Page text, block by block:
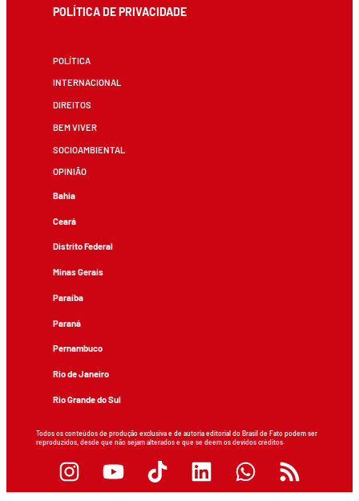
POLÍTICA DE PRIVACIDADE
POLÍTICA
INTERNACIONAL
DIREITOS
BEM VIVER
SOCIOAMBIENTAL
OPINIÃO
Bahia
Ceará
Distrito Federal
Minas Gerais
Paraíba
Paraná
Pernambuco
Rio de Janeiro
Rio Grande do Sul
Todos os conteúdos de produção exclusiva e de autoria editorial do Brasil de Fato podem ser
reproduzidos, desde que não sejam alterados e que se deem os devidos créditos.